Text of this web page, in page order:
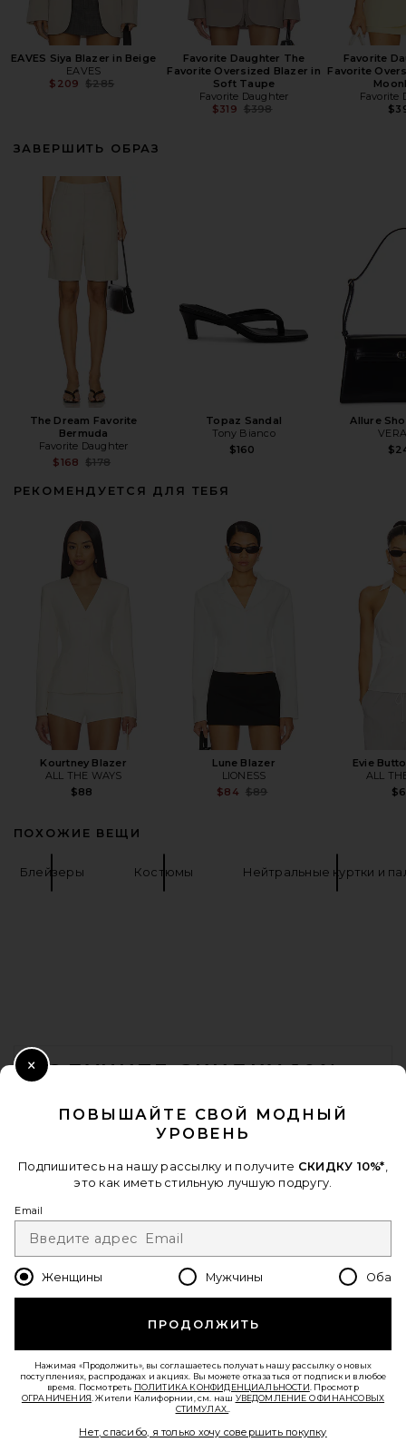
EAVES Siya Blazer in Beige
EAVES
$209
Previous price:
$285
Favorite Daughter The
Favorite Oversized Blazer in
Soft Taupe
Favorite Daughter
$319 Previous price:
$398
Favorite
Favorite
Favorite
ЗАВЕРШИТЬ ОБРАЗ
The Dream Favorite
Bermuda
Favorite Daughter
$168
Previous price:
$178
Topaz Sandal
Tony Bianco
$160
Allure
РЕКОМЕНДУЕТСЯ ДЛЯ ТЕБЯ
Kourtney Blazer
ALL THE WAYS
$88
Lune Blazer
LIONESS
$84 Previous price:
$89
Evie
ALL
ПОХОЖИЕ ВЕЩИ
Блейзеры Костюмы Нейтральные куртки и
FOOTER
ПОЛУЧИТЕ СКИДКУ 10%
Отписаться можно в любой момент.политика
Change Country Regions
ru USD
Пройти краткий опрос о сегодняшнем визите.Вперед!
ПОВЫШАЙТЕ СВОЙ МОДНЫЙ
УРОВЕНЬ
Подпишитесь на нашу рассылку и получите СКИДКУ 10%*
это как иметь стильную лучшую подругу.
Email
Женщины Мужчины Оба
ПРОДОЛЖИТЬ
Нажимая «Продолжить», вы соглашаетесь получать нашу рассылку о новых
поступлениях, распродажах и акциях. Вы можете отказаться от подписки в любое
время. Посмотреть ПОЛИТИКА КОНФИДЕНЦИАЛЬНОСТИ . Просмотр
ОГРАНИЧЕНИЯ . Жители Калифорнии, см. наш УВЕДОМЛЕНИЕ О ФИНАНСОВЫХ
СТИМУЛАХ.
Нет, спасибо, я только хочу совершить покупку
Close Modal